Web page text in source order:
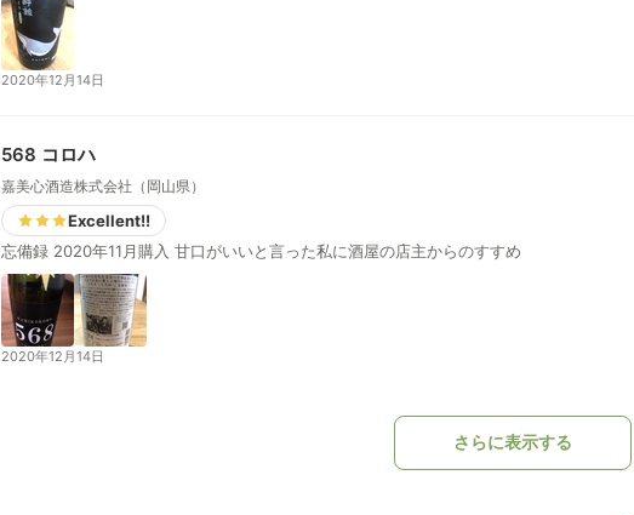
2020年12月14日
568 コロハ
嘉美心酒造株式会社（岡山県）
Excellent!!
忘備録 2020年11月購入 甘口がいいと言った私に酒屋の店主からのすすめ
2020年12月14日
さらに表示する